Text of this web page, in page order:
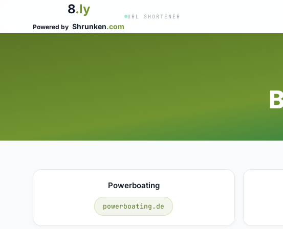
8.ly
Powered by Shrunken.com
URL SHORTENER
Powerboating
powerboating.de